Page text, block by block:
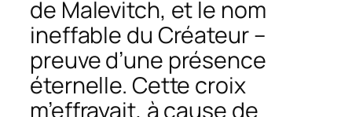
de Malevitch, et le nom
ineffable du Créateur –
preuve d’une présence
éternelle. Cette croix
m’effrayait, à cause de